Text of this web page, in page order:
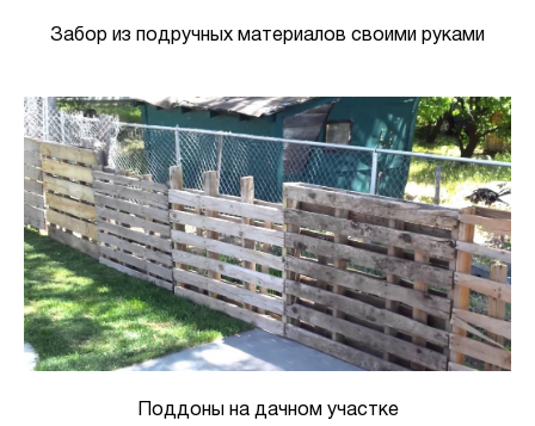
Забор из подручных материалов своими руками
Поддоны на дачном участке